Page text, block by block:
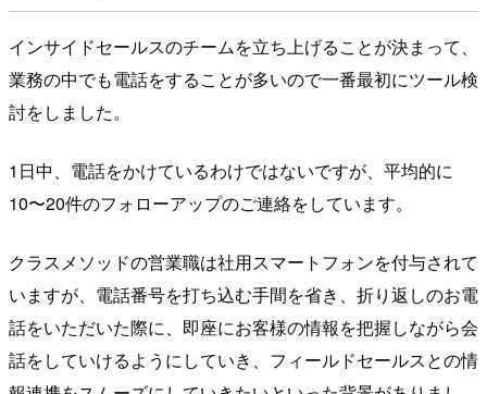
インサイドセールスのチームを立ち上げることが決まって、
業務の中でも電話をすることが多いので一番最初にツール検
討をしました。
1日中、電話をかけているわけではないですが、平均的に
10〜20件のフォローアップのご連絡をしています。
クラスメソッドの営業職は社用スマートフォンを付与されて
いますが、電話番号を打ち込む手間を省き、折り返しのお電
話をいただいた際に、即座にお客様の情報を把握しながら会
話をしていけるようにしていき、フィールドセールスとの情